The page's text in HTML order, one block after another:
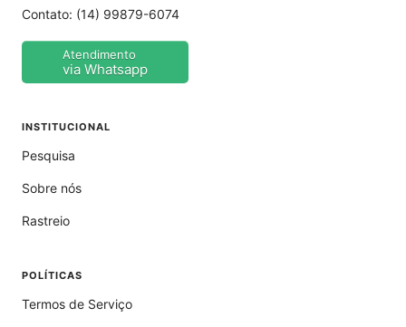
Contato: (14) 99879-6074
Atendimento
via Whatsapp
INSTITUCIONAL
Pesquisa
Sobre nós
Rastreio
POLÍTICAS
Termos de Serviço